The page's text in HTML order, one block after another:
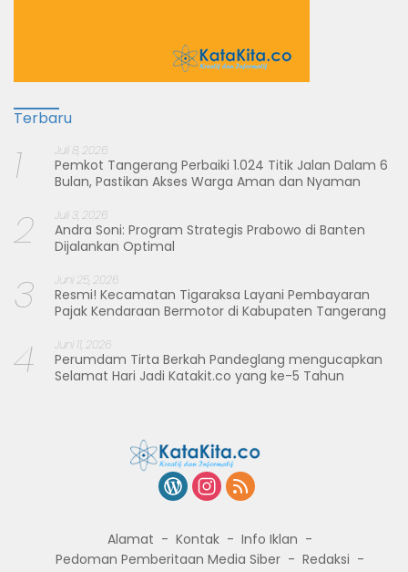
Terbaru
1 Juli 8, 2026
Pemkot Tangerang Perbaiki 1.024 Titik Jalan Dalam 6
Bulan, Pastikan Akses Warga Aman dan Nyaman
2 Juli 3, 2026
Andra Soni: Program Strategis Prabowo di Banten
Dijalankan Optimal
3 Juni 25, 2026
Resmi! Kecamatan Tigaraksa Layani Pembayaran
Pajak Kendaraan Bermotor di Kabupaten Tangerang
4 Juni 11, 2026
Perumdam Tirta Berkah Pandeglang mengucapkan
Selamat Hari Jadi Katakit.co yang ke-5 Tahun
Alamat Kontak
Info Iklan
Pedoman Pemberitaan Media Siber
Redaksi